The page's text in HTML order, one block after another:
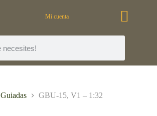
Mi cuenta
Guiadas GBU-15, V1 – 1:32